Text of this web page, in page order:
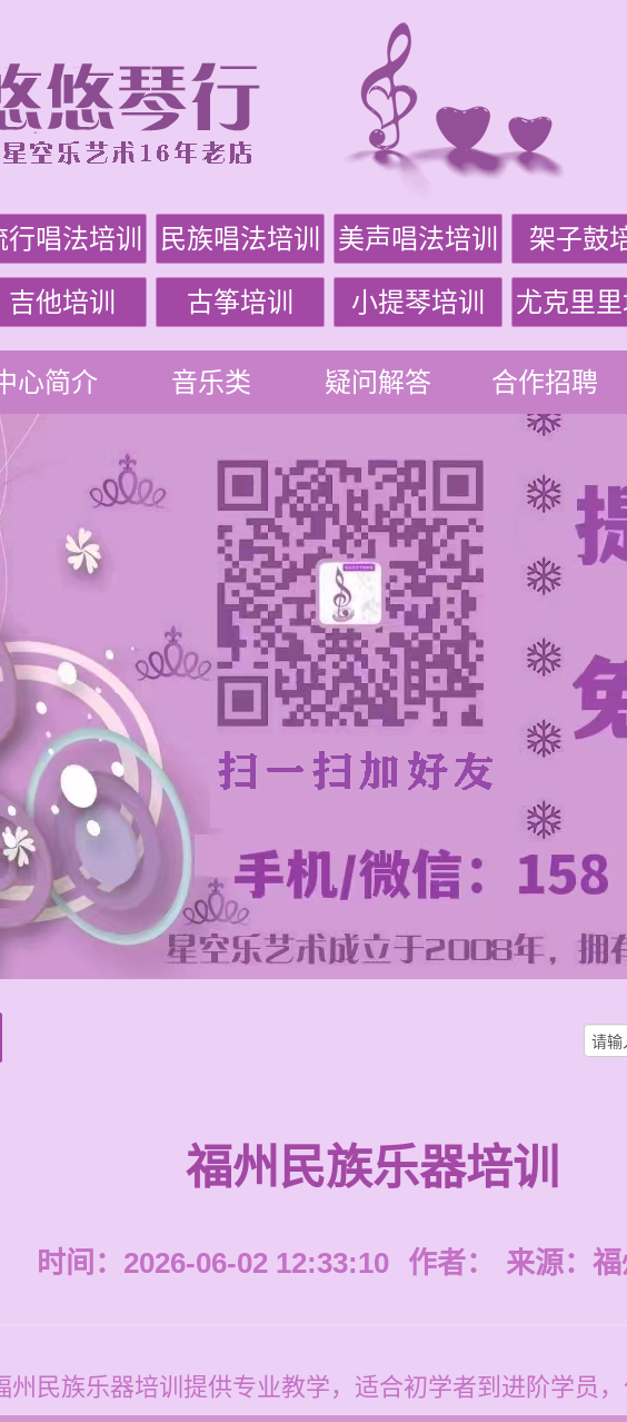
行唱法培训 民族唱法培训 美声唱法培训 架子鼓
吉他培训 古筝培训 小提琴培训 尤克里里
心简介 音乐类 疑问解答 合作招聘
福州民族乐器培训
时间：2026-06-02 12:33:10 作者： 来源：
州民族乐器培训提供专业教学，适合初学者到进阶学员，